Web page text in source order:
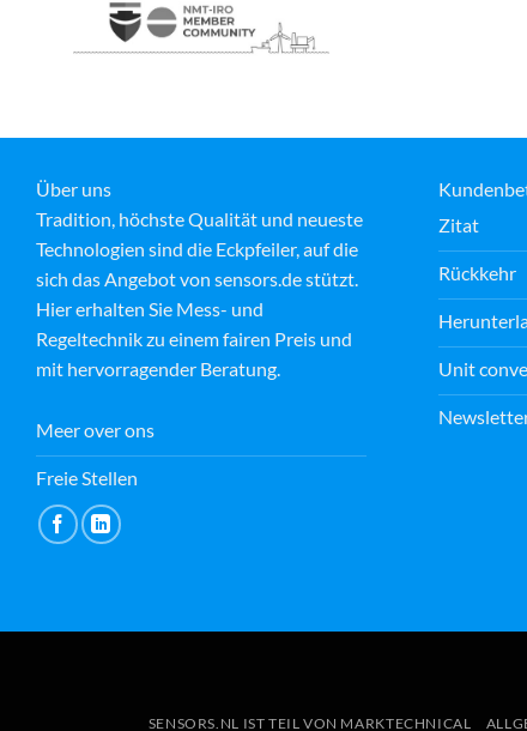
Über uns
Tradition, höchste Qualität und neueste
Technologien sind die Eckpfeiler, auf die
sich das Angebot von sensors.de stützt.
Hier erhalten Sie Mess- und
Regeltechnik zu einem fairen Preis und
mit hervorragender Beratung.
Meer over ons
Freie Stellen
Zitat
Rückkehr
Unit
SENSORS.NL IST TEIL VON MARKTECHNICAL